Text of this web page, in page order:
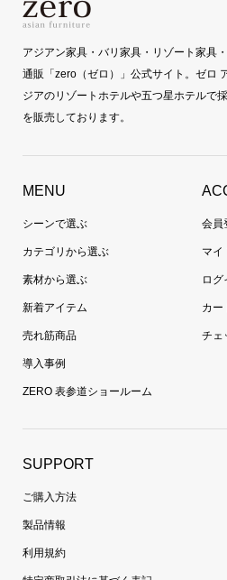
アジアン家具・バリ家具・リゾート家具
通販「zero（ゼロ）」公式サイト。ゼロ
ジアのリゾートホテルや五つ星ホテルで
を販売しております。
MENU
シーンで選ぶ
カテゴリから選ぶ
素材から選ぶ
新着アイテム
売れ筋商品
導入事例
ZERO 表参道ショールーム
会員
マイ
ログ
カー
チェ
SUPPORT
ご購入方法
製品情報
利用規約